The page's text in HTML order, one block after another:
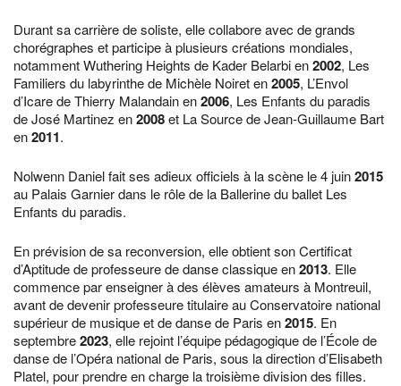
Durant sa carrière de soliste, elle collabore avec de grands
chorégraphes et participe à plusieurs créations mondiales,
notamment Wuthering Heights de Kader Belarbi en2002, Les
Familiers du labyrinthe de Michèle Noiret en2005, L’Envol
d’Icare de Thierry Malandain en2006, Les Enfants du paradis
de José Martinez en2008et La Source de Jean-Guillaume Bart
en2011.
Nolwenn Daniel fait ses adieux officiels à la scène le 4 juin2015
au Palais Garnier dans le rôle de la Ballerine du ballet Les
Enfants du paradis.
En prévision de sa reconversion, elle obtient son Certificat
d’Aptitude de professeure de danse classique en2013. Elle
commence par enseigner à des élèves amateurs à Montreuil,
avant de devenir professeure titulaire au Conservatoire national
supérieur de musique et de danse de Paris en2015. En
septembre2023, elle rejoint l’équipe pédagogique de l’École de
danse de l’Opéra national de Paris, sous la direction d’Elisabeth
Platel, pour prendre en charge la troisième division des filles.